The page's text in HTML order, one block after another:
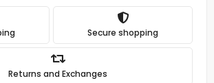
Secure shopping
Returns and Exchanges